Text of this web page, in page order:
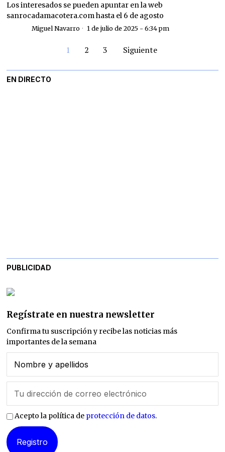
Los interesados se pueden apuntar en la web
sanrocadamacotera.com hasta el 6 de agosto
Miguel Navarro 1 de julio de 2025 - 6:34 pm
1 2 3 Siguiente
EN DIRECTO
PUBLICIDAD
Regístrate en nuestra newsletter
Confirma tu suscripción y recibe las noticias más
importantes de la semana
Acepto la política de protección de datos.